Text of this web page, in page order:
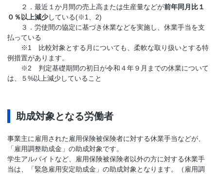
２．最近１か月間の売上高または生産量などが前年同月比１
０％以上減少している(※1、2)
３．労使間の協定に基づき休業などを実施し、休業手当を支
払っている
※1 比較対象とする月についても、柔軟な取り扱いとする特
例措置があります。
※2 判定基礎期間の初日が令和４年９月までの休業について
は、５%以上減少していること
助成対象となる労働者
事業主に雇用された雇用保険被保険者に対する休業手当などが、
「雇用調整助成金」の助成対象です。
学生アルバイトなど、雇用保険被保険者以外の方に対する休業手
当は、「緊急雇用安定助成金」の助成対象となります。（雇用調